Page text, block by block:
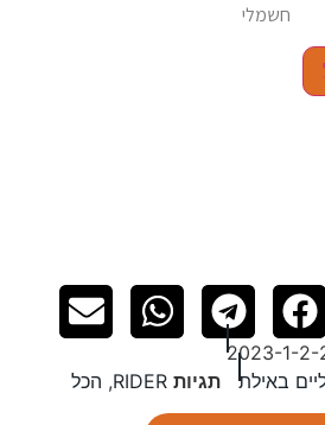
חשמלי
באילת תגיות RIDER
, הכל